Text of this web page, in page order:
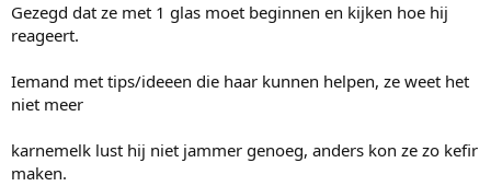
Gezegd dat ze met 1 glas moet beginnen en kijken hoe hij
reageert.
Iemand met tips/ideeen die haar kunnen helpen, ze weet het
niet meer
karnemelk lust hij niet jammer genoeg, anders kon ze zo kefir
maken.